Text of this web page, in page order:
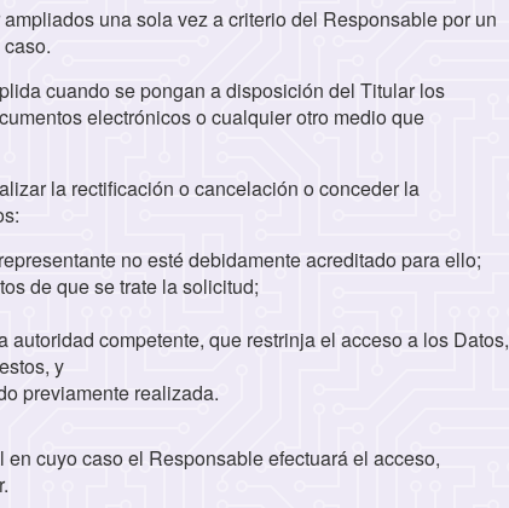
una sola vez a criterio del Responsable por un
cuando se pongan a disposición del Titular los
electrónicos o cualquier otro medio que
la rectificación o cancelación o conceder la
no esté debidamente acreditado para ello;
de que se trate la solicitud;
competente, que restrinja el acceso a los Datos,
y
previamente realizada.
cuyo caso el Responsable efectuará el acceso,